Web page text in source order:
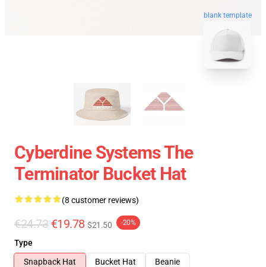
blank template
Cyberdine Systems The
Terminator Bucket Hat
(8 customer reviews)
€24.73 €19.78 $21.50 -20%
Type
Snapback Hat
Bucket Hat
Beanie